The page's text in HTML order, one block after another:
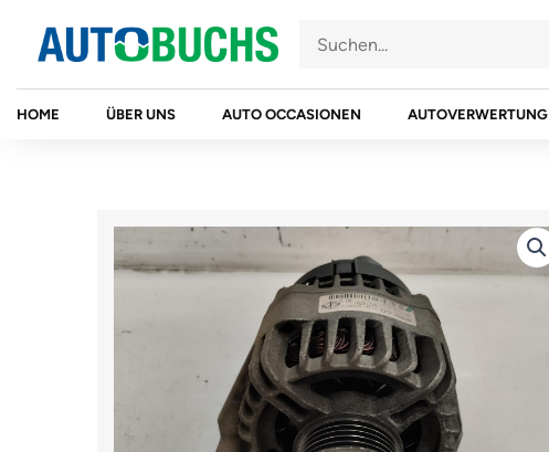
Inhalt
springen
HOME ÜBER UNS AUTO OCCASIONEN AUTOVERWERTUNG